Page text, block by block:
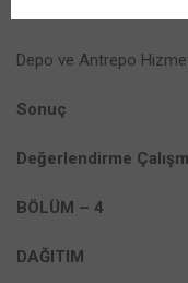
Depo ve Antrepo
Sonuç
Değerlendirme
BÖLÜM – 4
DAĞITIM